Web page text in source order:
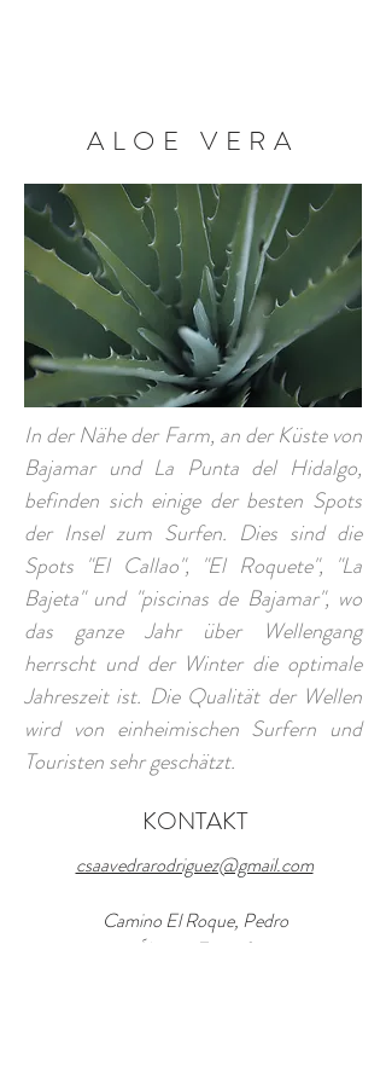
ALOE VERA
In der Nähe der Farm, an der Küste von
Bajamar und La Punta del Hidalgo,
befinden sich einige der besten Spots
der Insel zum Surfen. Dies sind die
Spots "El Callao", "El Roquete", "La
Bajeta" und "piscinas de Bajamar", wo
das ganze Jahr über Wellengang
herrscht und der Winter die optimale
Jahreszeit ist. Die Qualität der Wellen
wird von einheimischen Surfern und
Touristen sehr geschätzt.
KONTAKT
csaavedrarodriguez@gmail.com
Camino El Roque, Pedro
Álvarez, Tenerife